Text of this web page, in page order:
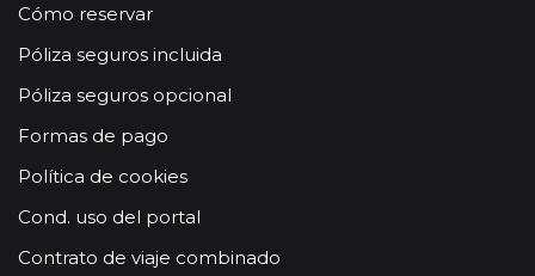
número de pasajeros, incluyen la presencia de guías
acompañantes, profesionales con mucha experiencia,
conocimientos y buena disposición para atender al
grupo. Adicionalmente, en las ciudades principales y
según itinerario, contará con la presencia de guías
cultura de los lugares visitados. En ocasiones, los
grupos son bilingües (normalmente español y
acompañantes podrán dar las explicaciones en dos
Cómo reservar
Póliza seguros incluida
Póliza seguros opcional
Formas de pago
Política de cookies
Cond. uso del portal
Contrato de viaje combinado